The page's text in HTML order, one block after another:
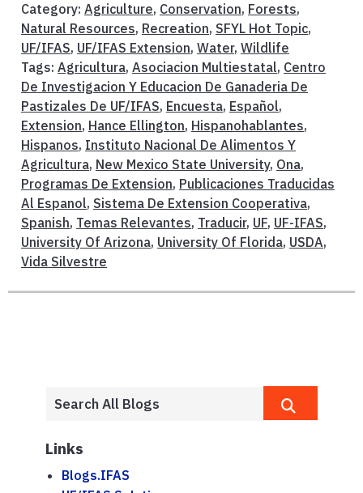
Category: Agriculture, Conservation, Forests,
Natural Resources, Recreation, SFYL Hot Topic,
UF/IFAS, UF/IFAS Extension, Water, Wildlife
Tags: Agricultura, Asociacion Multiestatal, Centro
De Investigacion Y Educacion De Ganaderia De
Pastizales De UF/IFAS, Encuesta, Español,
Extension, Hance Ellington, Hispanohablantes,
Hispanos, Instituto Nacional De Alimentos Y
Agricultura, New Mexico State University, Ona,
Programas De Extension, Publicaciones Traducidas
Al Espanol, Sistema De Extension Cooperativa,
Spanish, Temas Relevantes, Traducir, UF, UF-IFAS,
University Of Arizona, University Of Florida, USDA,
Vida Silvestre
Links
Blogs.IFAS